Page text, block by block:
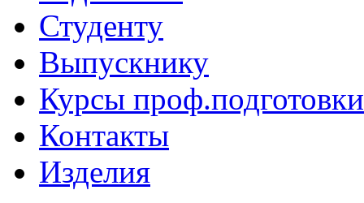
Студенту
Выпускнику
Курсы проф.подготовки
Контакты
Изделия